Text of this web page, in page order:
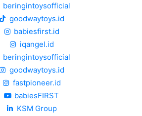
beringintoysofficial
goodwaytoys.id
babiesfirst.id
iqangel.id
beringintoysofficial
goodwaytoys.id
fastpioneer.id
babiesFIRST
KSM Group